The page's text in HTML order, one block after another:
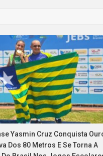
Yasmin Cruz Conquista
Dos 80 Metros E Se Torna A